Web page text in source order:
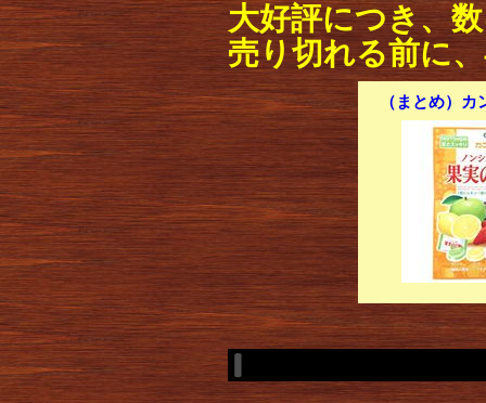
大好評につき、
売り切れる前に
（まとめ）